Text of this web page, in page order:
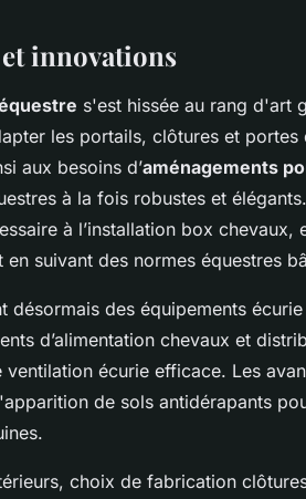
innovations
s'est hissée au rang d'art
les portails, clôtures et
aux besoins d’aménagements
à la fois robustes et
à l’installation box chevaux,
suivant des normes équestres
désormais des équipements
d’alimentation chevaux et
écurie efficace. Les
de sols antidérapants
choix de fabrication